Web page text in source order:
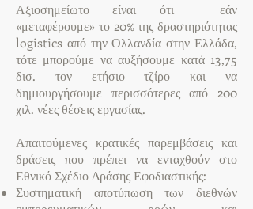
Αξιοσημείωτο είναι ότι εάν
«μεταφέρουμε» το 20% της δραστηριότητας
logistics από την Ολλανδία στην Ελλάδα,
τότε μπορούμε να αυξήσουμε κατά 13,75
δισ. τον ετήσιο τζίρο και να
δημιουργήσουμε περισσότερες από 200
χιλ. νέες θέσεις εργασίας.
Απαιτούμενες κρατικές παρεμβάσεις και
δράσεις που πρέπει να ενταχθούν στο
Εθνικό Σχέδιο Δράσης Εφοδιαστικής:
Συστηματική αποτύπωση των διεθνών